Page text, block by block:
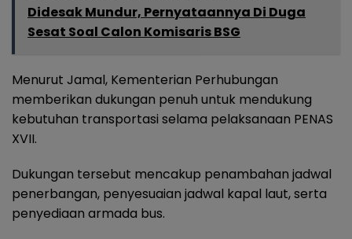
Didesak Mundur, Pernyataannya Di Duga
Sesat Soal Calon Komisaris BSG
Menurut Jamal, Kementerian Perhubungan
memberikan dukungan penuh untuk mendukung
kebutuhan transportasi selama pelaksanaan PENAS
XVII.
Dukungan tersebut mencakup penambahan jadwal
penerbangan, penyesuaian jadwal kapal laut, serta
penyediaan armada bus.